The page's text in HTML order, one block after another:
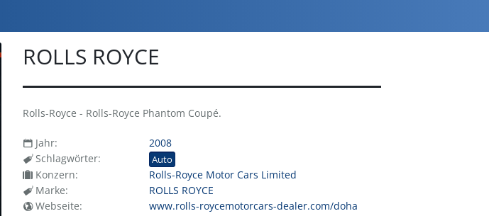
ROLLS ROYCE
Rolls-Royce - Rolls-Royce Phantom Coupé.
Jahr:
2008
Schlagwörter:
Auto
Konzern:
Rolls-Royce Motor Cars Limited
Marke:
ROLLS ROYCE
Webseite:
www.rolls-roycemotorcars-dealer.com/doha